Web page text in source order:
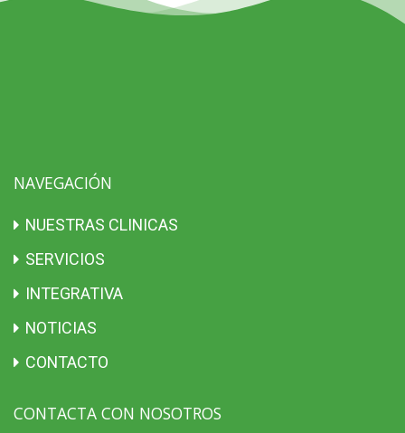
NAVEGACIÓN
NUESTRAS CLINICAS
SERVICIOS
INTEGRATIVA
NOTICIAS
CONTACTO
CONTACTA CON NOSOTROS